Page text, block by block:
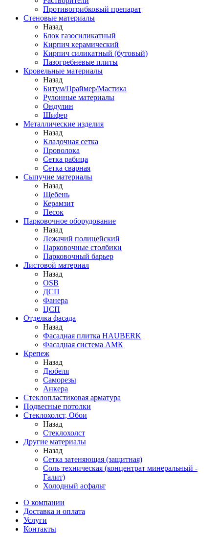
Противогрибковый препарат
Стеновые материалы
Назад
Блок газосиликатный
Кирпич керамический
Кирпич силикатный (бутовый)
Пазогребневые плиты
Кровельные материалы
Назад
Битум/Праймер/Мастика
Рулонные материалы
Ондулин
Шифер
Металлические изделия
Назад
Кладочная сетка
Проволока
Сетка рабица
Сетка сварная
Сыпучие материалы
Назад
Щебень
Керамзит
Песок
Парковочное оборудование
Назад
Лежачий полицейский
Парковочные столбики
Парковочный барьер
Листовой материал
Назад
OSB
ДСП
Фанера
ЦСП
Отделка фасада
Назад
Фасадная плитка HAUBERK
Фасадная система АМК
Крепеж
Назад
Дюбеля
Саморезы
Анкера
Стеклопластиковая арматура
Подвесные потолки
Стеклохолст, Обои
Назад
Стеклохолст
Другие материалы
Назад
Сетка затеняющая (защитная)
Соль техническая (концентрат минеральный -
Галит)
Холодный асфальт
О компании
Доставка и оплата
Услуги
Контакты